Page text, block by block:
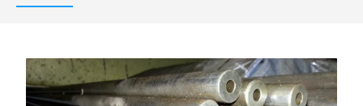
КАК МЫ РАБОТАЕМ
ДОСТАВКА И ОПЛАТА